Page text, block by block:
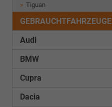
Tiguan
GEBRAUCHTFAHRZEUGE
Audi
BMW
Cupra
Dacia